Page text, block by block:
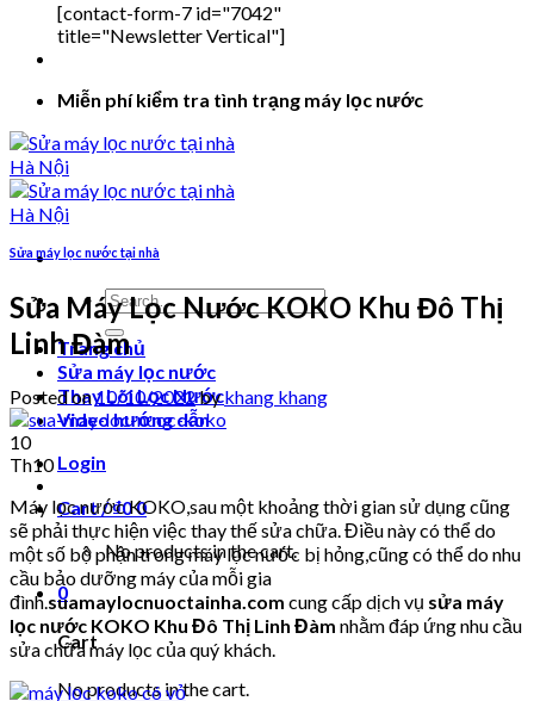
[contact-form-7 id="7042"
title="Newsletter Vertical"]
Miễn phí kiểm tra tình trạng máy lọc nước
Search
for:
Trang chủ
Sửa máy lọc nước
Thay Lõi Lọc Nước
Video hướng dẫn
Login
Cart /₫00
No products in the cart.
0
Cart
No products in the cart.
Sửa máy lọc nước tại nhà
Sửa Máy Lọc Nước KOKO Khu Đô Thị
Linh Đàm
Posted on10/10/2022bykhang khang
10
Th10
Máy lọc nước KOKO,sau một khoảng thời gian sử dụng cũng
sẽ phải thực hiện việc thay thế sửa chữa. Điều này có thể do
một số bộ phận trong máy lọc nước bị hỏng,cũng có thể do nhu
cầu bảo dưỡng máy của mỗi gia
đình.suamaylocnuoctainha.com cung cấp dịch vụ sửa máy
lọc nước KOKO Khu Đô Thị Linh Đàm nhằm đáp ứng nhu cầu
sửa chữa máy lọc của quý khách.